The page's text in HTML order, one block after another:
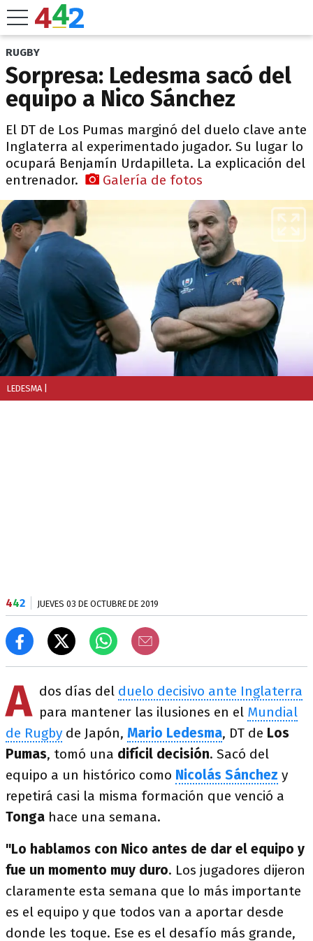
RUGBY
Sorpresa: Ledesma sacó del
equipo a Nico Sánchez
El DT de Los Pumas marginó del duelo clave ante
Inglaterra al experimentado jugador. Su lugar lo
ocupará Benjamín Urdapilleta. La explicación del
entrenador.
Galería de fotos
LEDESMA
442 JUEVES 03 DE OCTUBRE DE 2019
A dos días del duelo decisivo ante Inglaterra
para mantener las ilusiones en el Mundial
de Rugby de Japón, Mario Ledesma, DT de Los
Pumas, tomó una difícil decisión. Sacó del
equipo a un histórico como Nicolás Sánchez y
repetirá casi la misma formación que venció a
Tonga hace una semana.
"Lo hablamos con Nico antes de dar el equipo y
fue un momento muy duro. Los jugadores dijeron
claramente esta semana que lo más importante
es el equipo y que todos van a aportar desde
donde les toque. Ese es el desafío más grande,